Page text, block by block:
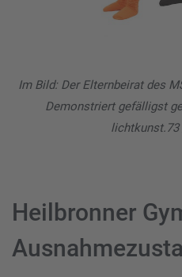
Im Bild: Der Elternbeirat des
Demonstriert gefälligst
Heilbronner